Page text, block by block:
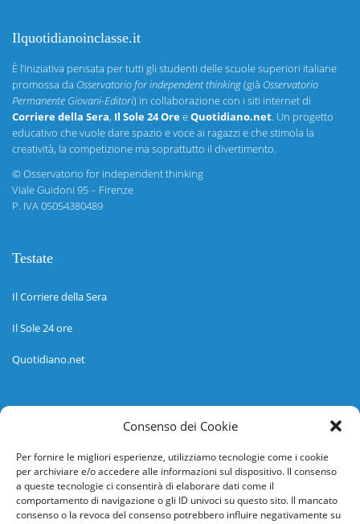
Consenso dei Cookie
Per fornire le migliori esperienze, utilizziamo tecnologie come i cookie
per archiviare e/o accedere alle informazioni sul dispositivo. Il consenso
a queste tecnologie ci consentirà di elaborare dati come il
comportamento di navigazione o gli ID univoci su questo sito. Il mancato
consenso o la revoca del consenso potrebbero influire negativamente su
Ilquotidianoinclasse.it
È l’iniziativa pensata per tutti gli studenti delle scuole superiori italiane
promossa da Osservatorio for independent thinking(già Osservatorio
Permanente Giovani-Editori) in collaborazione con i siti internet di
Corriere della Sera, Il Sole 24 OreeQuotidiano.net. Un progetto
educativo che vuole dare spazio e voce ai ragazzi e che stimola la
creatività, la competizione ma soprattutto il divertimento.
©Osservatorio for independent thinking
Viale Guidoni 95 – Firenze
P. IVA 05054380489
Testate
Il Corriere della Sera
Il Sole 24 ore
Quotidiano.net
Informazioni
Help desk
Guida rapida